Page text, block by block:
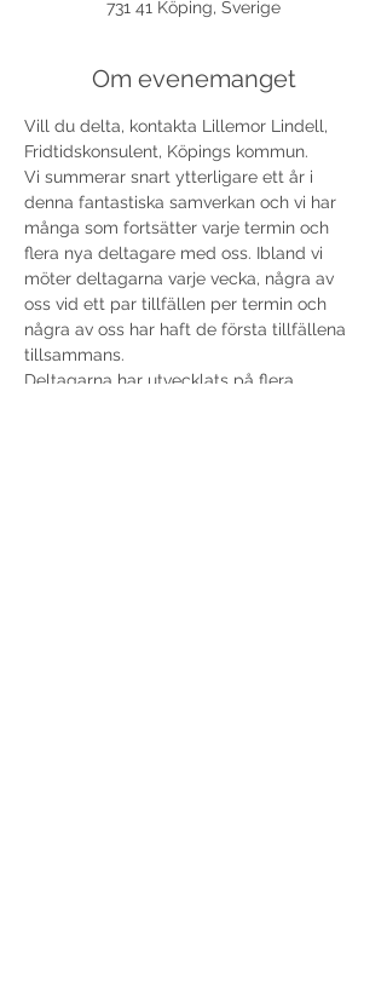
731 41 Köping, Sverige
Om evenemanget
Vill du delta, kontakta Lillemor Lindell,
Fridtidskonsulent, Köpings kommun.
Vi summerar snart ytterligare ett år i
denna fantastiska samverkan och vi har
många som fortsätter varje termin och
flera nya deltagare med oss. Ibland vi
möter deltagarna varje vecka, några av
oss vid ett par tillfällen per termin och
några av oss har haft de första tillfällena
tillsammans.
Deltagarna har utvecklats på flera